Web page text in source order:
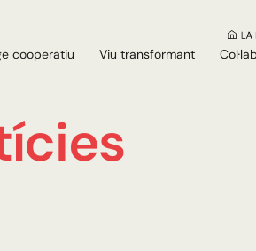
cooperatiu Viu transformant